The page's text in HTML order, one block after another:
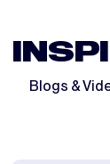
Blogs &